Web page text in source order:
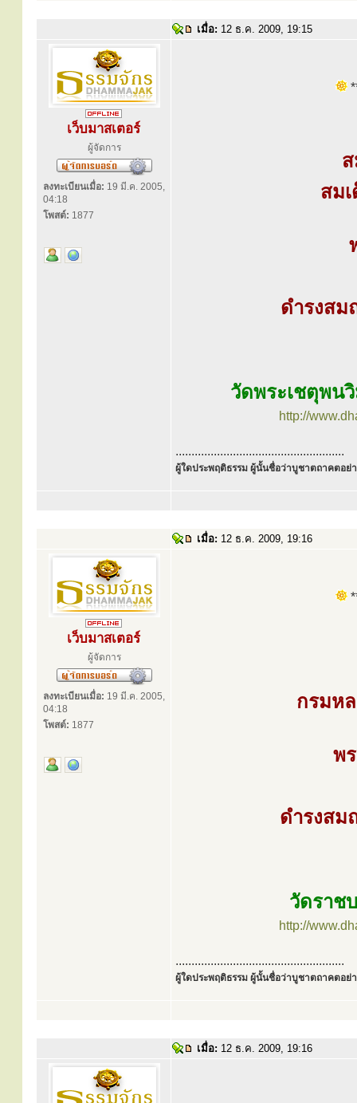
เมื่อ: 12 ธ.ค. 2009, 19:15
เว็บมาสเตอร์
ผู้จัดการ
ลงทะเบียนเมื่อ: 19 มี.ค. 2005,
04:18
โพสต์: 1877
สม
ดำรงส
วัดพระเชตุพน
http://
.....................................................
ผู้ใดประพฤติธรรม ผู้นั้นชื่อว่าบูชาตถาคตอย่า
เมื่อ: 12 ธ.ค. 2009, 19:16
เว็บมาสเตอร์
ผู้จัดการ
ลงทะเบียนเมื่อ: 19 มี.ค. 2005,
04:18
โพสต์: 1877
กรมห
พ
ดำรงส
วัดราช
http://
.....................................................
ผู้ใดประพฤติธรรม ผู้นั้นชื่อว่าบูชาตถาคตอย่า
เมื่อ: 12 ธ.ค. 2009, 19:16